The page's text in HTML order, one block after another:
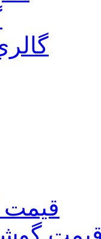
قیمت